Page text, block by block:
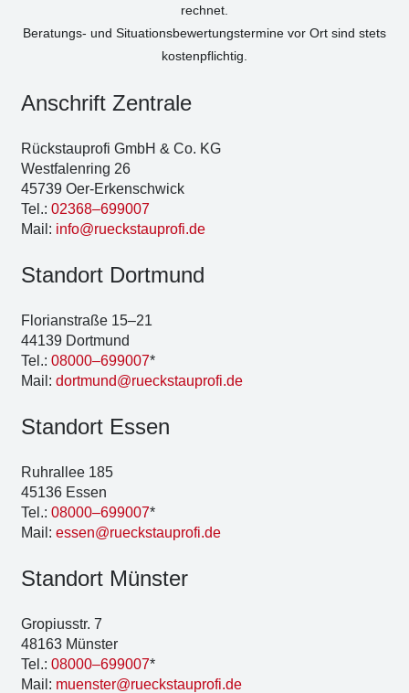
rech­net.
Bera­tungs- und Situa­ti­ons­be­wer­tungs­ter­mi­ne vor Ort sind stets
kos­ten­pflich­tig.
Anschrift Zen­tra­le
Rück­stau­pro­fi GmbH & Co. KG
West­fa­len­ring 26
45739 Oer-Erken­sch­wick
Tel.: 02368–699007
Mail: info@rueckstauprofi.de
Stand­ort Dort­mund
Flo­ri­an­stra­ße 15–21
44139 Dort­mund
Tel.: 08000–699007*
Mail: dortmund@rueckstauprofi.de
Stand­ort Essen
Ruhr­al­lee 185
45136 Essen
Tel.: 08000–699007*
Mail: essen@rueckstauprofi.de
Stand­ort Müns­ter
Gro­pi­us­str. 7
48163 Müns­ter
Tel.: 08000–699007*
Mail: muenster@rueckstauprofi.de